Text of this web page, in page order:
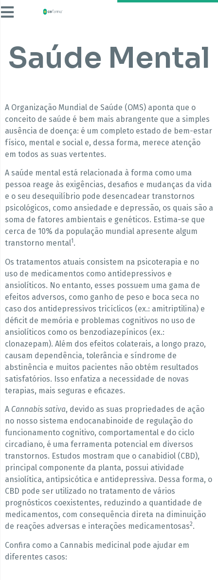
Saúde Mental
A Organização Mundial de Saúde (OMS) aponta que o
conceito de saúde é bem mais abrangente que a simples
ausência de doença: é um completo estado de bem-estar
físico, mental e social e, dessa forma, merece atenção
em todos as suas vertentes.
A saúde mental está relacionada à forma como uma
pessoa reage às exigências, desafios e mudanças da vida
e o seu desequilíbrio pode desencadear transtornos
psicológicos, como ansiedade e depressão, os quais são a
soma de fatores ambientais e genéticos. Estima-se que
cerca de 10% da população mundial apresente algum
transtorno mental1 .
Os tratamentos atuais consistem na psicoterapia e no
uso de medicamentos como antidepressivos e
ansiolíticos. No entanto, esses possuem uma gama de
efeitos adversos, como ganho de peso e boca seca no
caso dos antidepressivos tricíclicos (ex.: amitriptilina) e
déficit de memória e problemas cognitivos no uso de
ansiolíticos como os benzodiazepínicos (ex.:
clonazepam). Além dos efeitos colaterais, a longo prazo,
causam dependência, tolerância e síndrome de
abstinência e muitos pacientes não obtém resultados
satisfatórios. Isso enfatiza a necessidade de novas
terapias, mais seguras e eficazes.
A Cannabis sativa, devido as suas propriedades de ação
no nosso sistema endocanabinoide de regulação do
funcionamento cognitivo, comportamental e do ciclo
circadiano, é uma ferramenta potencial em diversos
transtornos. Estudos mostram que o canabidiol (CBD),
principal componente da planta, possui atividade
ansiolítica, antipsicótica e antidepressiva. Dessa forma, o
CBD pode ser utilizado no tratamento de vários
prognósticos coexistentes, reduzindo a quantidade de
medicamentos, com consequência direta na diminuição
de reações adversas e interações medicamentosas2.
Confira como a Cannabis medicinal pode ajudar em
diferentes casos: